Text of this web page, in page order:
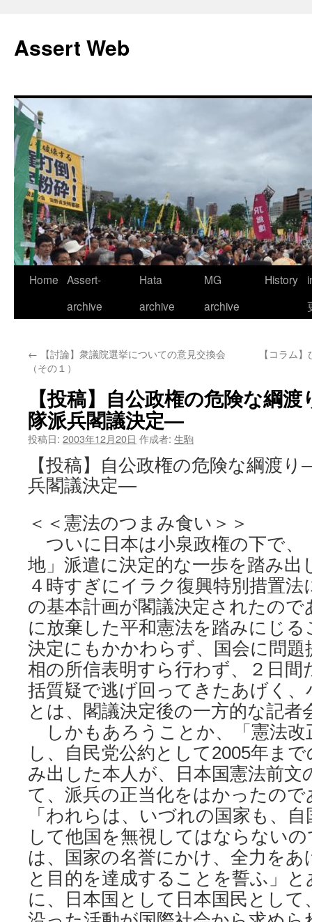
テ
ン
ス
キ
ッ
プ
Assert Web
Home Assert-
archive
Hata
archive
MG
archive
History
← 【討論】衆議院選挙についての意見交換会
（その１）
【コラム
【投稿】自公政権の危険な綱
隊派兵閣議決定—
投稿日: 2003年12月20日 作成者: 生駒
【投稿】自公政権の危険な綱渡
兵閣議決定—
＜＜憲法のつまみ食い＞＞
ついに日本は小泉政権の下で、
地」派遣に決定的な一歩を踏み出
４時すぎにイラク復興特別措置
の基本計画が閣議決定されたので
に放棄した平和憲法を踏みにじ
決定にもかかわらず、国会に問
相の所信表明すら行わず、２日間
括質疑で逃げ回ってきたあげく
とは、閣議決定後の一方的な記
しかもあろうことか、「憲法改
し、自民党公約として2005年ま
み出した本人が、日本国憲法前文
て、派兵の正当化をはかったの
「われらは、いづれの国家も、
して他国を無視してはならない
は、国家の名誉にかけ、全力を
と目的を達成することを誓ふ」
に、日本国として日本国民とし